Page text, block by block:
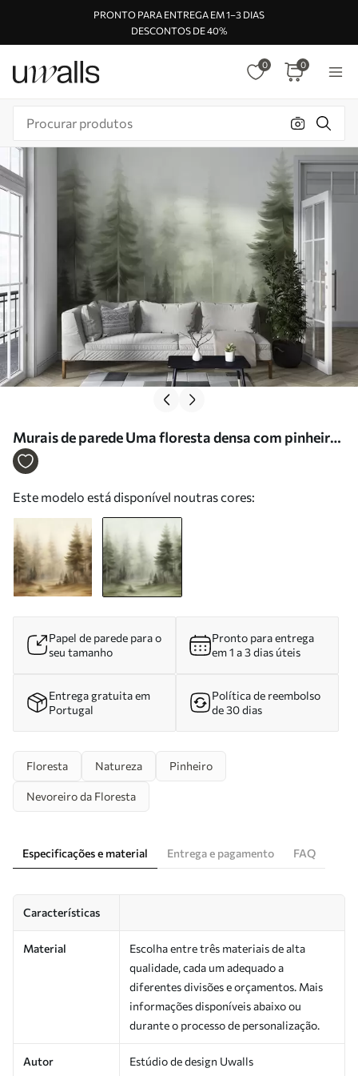
PRONTO PARA ENTREGA EM 1–3 DIAS
DESCONTOS DE 40%
0 0
Murais de parede Uma floresta densa com pinheiros
altos envolta num nevoeiro leve, uma obra de arte
Este modelo está disponível noutras cores:
Papel de parede para o
seu tamanho
Pronto para entrega
em 1 a 3 dias úteis
Entrega gratuita em
Portugal
Política de reembolso
de 30 dias
Floresta Natureza Pinheiro
Nevoreiro da Floresta
Especificações e material Entrega e pagamento FAQ
Características
Material
Escolha entre três materiais de alta
qualidade, cada um adequado a
diferentes divisões e orçamentos. Mais
informações disponíveis abaixo ou
durante o processo de personalização.
Autor Estúdio de design Uwalls